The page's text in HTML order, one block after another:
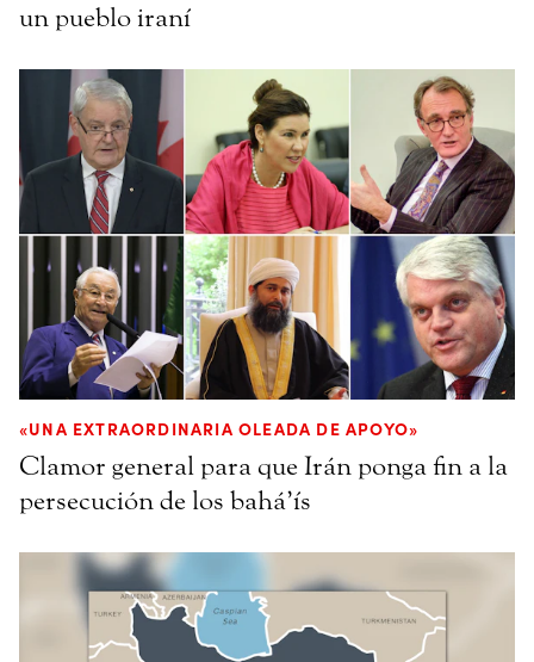
un pueblo iraní
«UNA EXTRAORDINARIA OLEADA DE APOYO»
Clamor general para que Irán ponga fin a la
persecución de los bahá’ís